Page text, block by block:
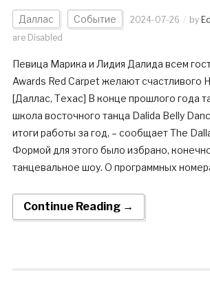
Даллас Событие 2024-07-26 by
are Disabled
Певица Марика и Лидия Далида всем
Awards Red Carpet желают счастливого
[Даллас, Техас] В конце прошлого года
школа восточного танца Dalida Belly
итоги работы за год, – сообщает The
Формой для этого было избрано,
танцевальное шоу. О программных
Continue Reading →